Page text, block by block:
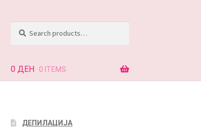
for:
0 ДЕН 0 ITEMS
ДЕПИЛАЦИЈА